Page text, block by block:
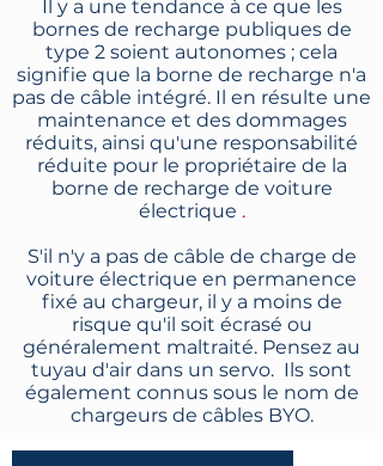
Il y a une tendance à ce que les
bornes de recharge publiques de
type 2 soient autonomes ; cela
signifie que la borne de recharge n'a
pas de câble intégré. Il en résulte une
maintenance et des dommages
réduits, ainsi qu'une responsabilité
réduite pour le propriétaire de la
borne de recharge de voiture
électrique .
S'il n'y a pas de câble de charge de
voiture électrique en permanence
fixé au chargeur, il y a moins de
risque qu'il soit écrasé ou
généralement maltraité. Pensez au
tuyau d'air dans un servo. Ils sont
également connus sous le nom de
chargeurs de câbles BYO.